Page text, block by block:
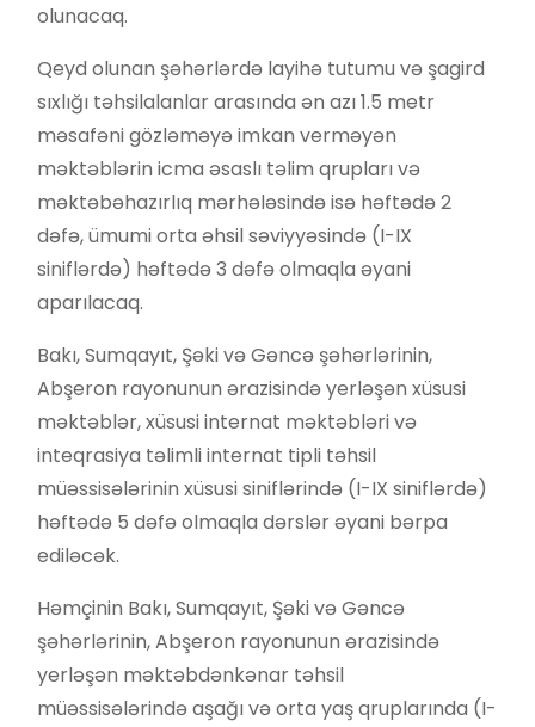
olunacaq.
Qeyd olunan şəhərlərdə layihə tutumu və şagird
sıxlığı təhsilalanlar arasında ən azı 1.5 metr
məsafəni gözləməyə imkan verməyən
məktəblərin icma əsaslı təlim qrupları və
məktəbəhazırlıq mərhələsində isə həftədə 2
dəfə, ümumi orta əhsil səviyyəsində (I-IX
siniflərdə) həftədə 3 dəfə olmaqla əyani
aparılacaq.
Bakı, Sumqayıt, Şəki və Gəncə şəhərlərinin,
Abşeron rayonunun ərazisində yerləşən xüsusi
məktəblər, xüsusi internat məktəbləri və
inteqrasiya təlimli internat tipli təhsil
müəssisələrinin xüsusi siniflərində (I-IX siniflərdə)
həftədə 5 dəfə olmaqla dərslər əyani bərpa
ediləcək.
Həmçinin Bakı, Sumqayıt, Şəki və Gəncə
şəhərlərinin, Abşeron rayonunun ərazisində
yerləşən məktəbdənkənar təhsil
müəssisələrində aşağı və orta yaş qruplarında (I-